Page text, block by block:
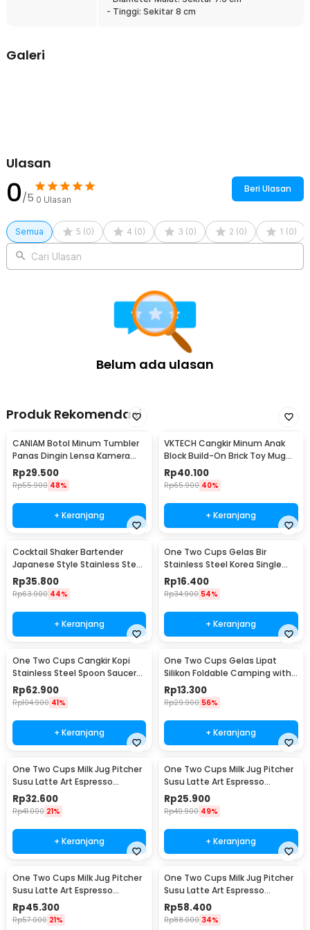
terasa nyaman di bibir saat digunakan. Desain ini mengurangi risiko
Pilihan Kapasitas Fleksibel
Rincian yang Anda dapatkan untuk pembelian produk ini:
1 x Leeseph Gelas Stainless Steel Korea Double Wall Glass - L30
- Tinggi: Sekitar 8 cm
Galeri
Ulasan
0/5 0 Ulasan
Beri Ulasan
Semua 5 (0) 4 (0) 3 (0) 2 (0) 1 (0)
Cari Ulasan
Belum ada ulasan
Produk Rekomendasi
CANIAM Botol Minum Tumbler
Panas Dingin Lensa Kamera
24-105mm 400ml
Rp29.500
Rp55.900 48%
+ Keranjang
VKTECH Cangkir Minum Anak
Block Build-On Brick Toy Mug
350ml - 936SN
Rp40.100
Rp65.900 40%
+ Keranjang
Cocktail Shaker Bartender
Japanese Style Stainless Steel
200ml
Rp35.800
Rp63.900 44%
+ Keranjang
One Two Cups Gelas Bir
Stainless Steel Korea Single
Wall Glass 180ml - J070
Rp16.400
Rp34.900 54%
+ Keranjang
One Two Cups Cangkir Kopi
Stainless Steel Spoon Saucer
Cup 120ml - 201
Rp62.900
Rp104.900 41%
+ Keranjang
One Two Cups Gelas Lipat
Silikon Foldable Camping with
Strap 200ml - F120
Rp13.300
Rp29.900 56%
+ Keranjang
One Two Cups Milk Jug Pitcher
Susu Latte Art Espresso
Stainless Steel 350ml - J068
Rp32.600
Rp41.000 21%
+ Keranjang
One Two Cups Milk Jug Pitcher
Susu Latte Art Espresso
Stainless Steel 150ml - J068
Rp25.900
Rp49.900 49%
+ Keranjang
One Two Cups Milk Jug Pitcher
Susu Latte Art Espresso
Stainless Steel 600ml - J068
Rp45.300
Rp57.000 21%
One Two Cups Milk Jug Pitcher
Susu Latte Art Espresso
Stainless Steel 900ml - J068
Rp58.400
Rp88.000 34%